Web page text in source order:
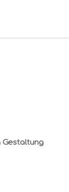
Gestaltung